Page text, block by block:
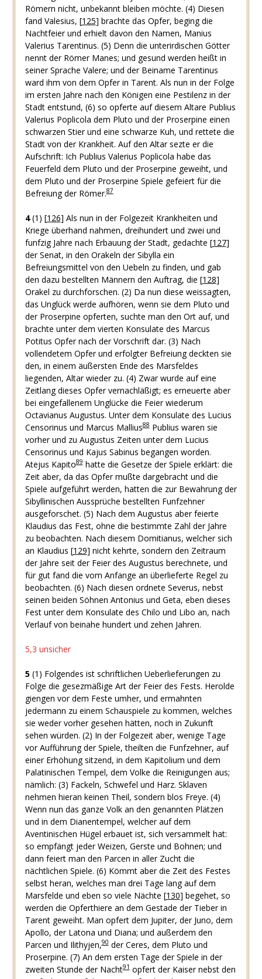
Römern nicht, unbekannt bleiben möchte. (4) Diesen
fand Valesius, [125] brachte das Opfer, beging die
Nachtfeier und erhielt davon den Namen, Manius
Valerius Tarentinus. (5) Denn die unterirdischen Götter
nennt der Römer Manes; und gesund werden heißt in
seiner Sprache Valere; und der Beiname Tarentinus
ward ihm von dem Opfer in Tarent. Als nun in der Folge
im ersten Jahre nach den Königen eine Pestilenz in der
Stadt entstund, (6) so opferte auf diesem Altare Publius
Valerius Poplicola dem Pluto und der Proserpine einen
schwarzen Stier und eine schwarze Kuh, und rettete die
Stadt von der Krankheit. Auf den Altar sezte er die
Aufschrift: Ich Publius Valerius Poplicola habe das
Feuerfeld dem Pluto und der Proserpine geweiht, und
dem Pluto und der Proserpine Spiele gefeiert für die
Befreiung der Römer.87
4(1) [126] Als nun in der Folgezeit Krankheiten und
Kriege überhand nahmen, dreihundert und zwei und
funfzig Jahre nach Erbauung der Stadt, gedachte [127]
der Senat, in den Orakeln der Sibylla ein
Befreiungsmittel von den Uebeln zu finden, und gab
den dazu bestellten Männern den Auftrag, die [128]
Orakel zu durchforschen. (2) Da nun diese weissagten,
das Unglück werde aufhören, wenn sie dem Pluto und
der Proserpine opferten, suchte man den Ort auf, und
brachte unter dem vierten Konsulate des Marcus
Potitus Opfer nach der Vorschrift dar. (3) Nach
vollendetem Opfer und erfolgter Befreiung deckten sie
den, in einem äußersten Ende des Marsfeldes
liegenden, Altar wieder zu. (4) Zwar wurde auf eine
Zeitlang dieses Opfer vernachläßigt; es erneuerte aber
bei eingefallenem Unglücke die Feier wiederum
Octavianus Augustus. Unter dem Konsulate des Lucius
Censorinus und Marcus Mallius88Publius waren sie
vorher und zu Augustus Zeiten unter dem Lucius
Censorinus und Kajus Sabinus begangen worden.
Atejus Kapito89hatte die Gesetze der Spiele erklärt: die
Zeit aber, da das Opfer mußte dargebracht und die
Spiele aufgeführt werden, hatten die zur Bewahrung der
Sibyllinischen Aussprüche bestellten Funfzehner
ausgeforschet. (5) Nach dem Augustus aber feierte
Klaudius das Fest, ohne die bestimmte Zahl der Jahre
zu beobachten. Nach diesem Domitianus, welcher sich
an Klaudius [129] nicht kehrte, sondern den Zeitraum
der Jahre seit der Feier des Augustus berechnete, und
für gut fand die vom Anfange an überlieferte Regel zu
beobachten. (6) Nach diesen ordnete Severus, nebst
seinen beiden Söhnen Antonius und Geta, eben dieses
Fest unter dem Konsulate des Chilo und Libo an, nach
Verlauf von beinahe hundert und zehen Jahren.
5,3 unsicher
5(1) Folgendes ist schriftlichen Ueberlieferungen zu
Folge die gesezmäßige Art der Feier des Fests. Herolde
giengen vor dem Feste umher, und ermahnten
jedermann zu einem Schauspiele zu kommen, welches
sie weder vorher gesehen hätten, noch in Zukunft
sehen würden. (2) In der Folgezeit aber, wenige Tage
vor Aufführung der Spiele, theilten die Funfzehner, auf
einer Erhöhung sitzend, in dem Kapitolium und dem
Palatinischen Tempel, dem Volke die Reinigungen aus;
nämlich: (3) Fackeln, Schwefel und Harz. Sklaven
nehmen hieran keinen Theil, sondern blos Freye. (4)
Wenn nun das ganze Volk an den genannten Plätzen
und in dem Dianentempel, welcher auf dem
Aventinischen Hügel erbauet ist, sich versammelt hat:
so empfängt jeder Weizen, Gerste und Bohnen; und
dann feiert man den Parcen in aller Zucht die
nächtlichen Spiele. (6) Kömmt aber die Zeit des Festes
selbst heran, welches man drei Tage lang auf dem
Marsfelde und eben so viele Nächte [130] begehet, so
werden die Opferthiere an dem Gestade der Tieber in
Tarent geweiht. Man opfert dem Jupiter, der Juno, dem
Apollo, der Latona und Diana; und außerdem den
Parcen und Ilithyjen,90der Ceres, dem Pluto und
Proserpine. (7) An dem ersten Tage der Spiele in der
zweiten Stunde der Nacht91opfert der Kaiser nebst den